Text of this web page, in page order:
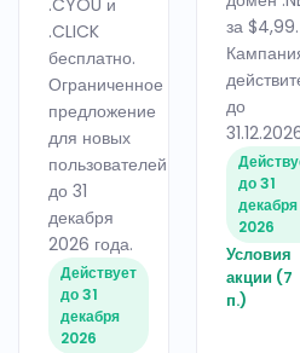
.CYOU и
.CLICK
бесплатно.
Ограниченное
предложение
для новых
пользователей
до 31
декабря
2026 года.
Действует
до 31
декабря
2026
за $4,99.
до
до 31
декабря
2026
Условия
акции (7
п.)